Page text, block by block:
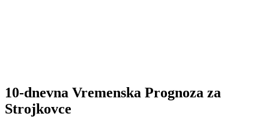
10-dnevna Vremenska Prognoza za
Strojkovce